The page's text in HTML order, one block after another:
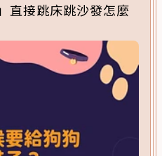
直接跳床跳沙發怎麼